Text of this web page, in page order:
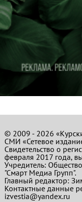
© 2009 - 2026
СМИ «Сетевое
Свидетельство о
февраля 2017 года,
Учредитель:
"Смарт Медиа Групп".
Главный редактор:
Контактные данные
izvestia@yandex.ru